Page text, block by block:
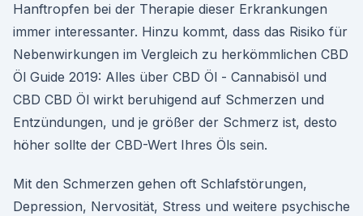
Hanftropfen bei der Therapie dieser Erkrankungen
immer interessanter. Hinzu kommt, dass das Risiko für
Nebenwirkungen im Vergleich zu herkömmlichen CBD
Öl Guide 2019: Alles über CBD Öl - Cannabisöl und
CBD CBD Öl wirkt beruhigend auf Schmerzen und
Entzündungen, und je größer der Schmerz ist, desto
höher sollte der CBD-Wert Ihres Öls sein.
Mit den Schmerzen gehen oft Schlafstörungen,
Depression, Nervosität, Stress und weitere psychische